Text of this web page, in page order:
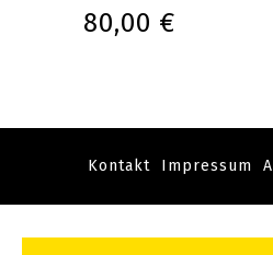
80,00 €
Kontakt Impressum